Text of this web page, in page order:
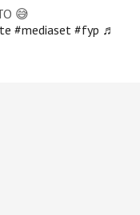
😅
#mediaset #fyp ♬